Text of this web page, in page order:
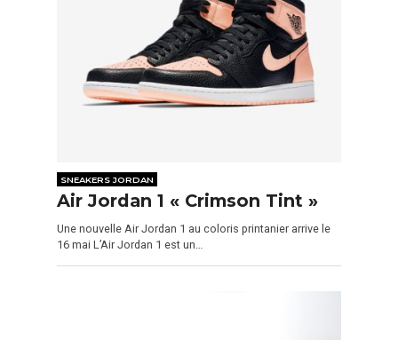
SNEAKERS JORDAN
Air Jordan 1 « Crimson Tint »
Une nouvelle Air Jordan 1 au coloris printanier arrive le
16 mai L’Air Jordan 1 est un…